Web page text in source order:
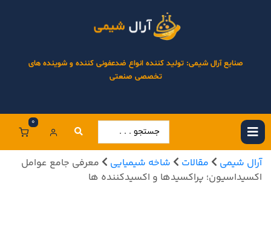
صنایع آرال شیمی: تولید کننده انواع ضدعفونی کننده و شوینده های
تخصصی صنعتی
0
آرال شیمی مقالات شاخه شیمیایی
معرفی جامع عوامل
اکسیداسیون؛ پراکسیدها و اکسیدکننده ها